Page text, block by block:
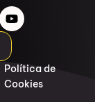
Política de
Cookies